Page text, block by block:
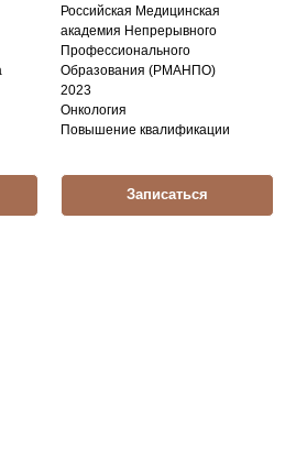
Российская Медицинская
академия Непрерывного
Профессионального
Образования (РМАНПО)
2023
Онкология
Повышение квалификации
Записаться